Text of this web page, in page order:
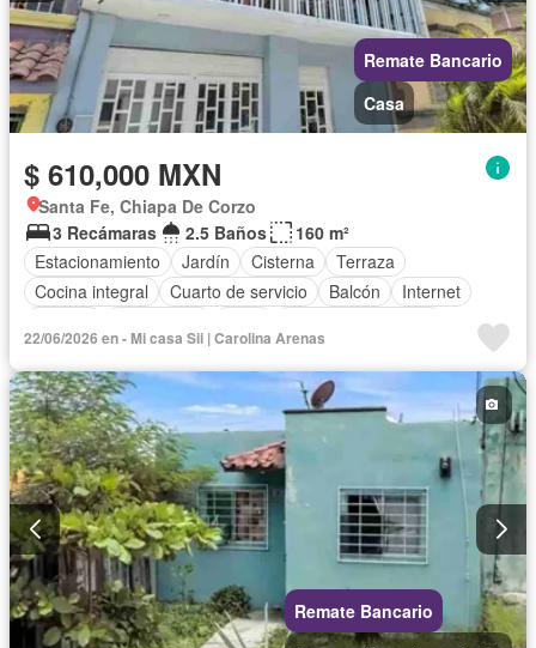
Remate Bancario
Casa
$ 610,000 MXN
Santa Fe, Chiapa De Corzo
3 Recámaras
2.5 Baños
160 m²
Estacionamiento
Jardín Cisterna
Terraza
Cocina integral
Cuarto de servicio Balcón
Internet
Televisión por cable
Gas natural
Zonas verdes
Vista panorámica
Recámara con closet
Wifi
Permite mascotas
Permite niños Sin amueblar
22/06/2026 en - Mi casa Sii | Carolina Arenas
Remate Bancario